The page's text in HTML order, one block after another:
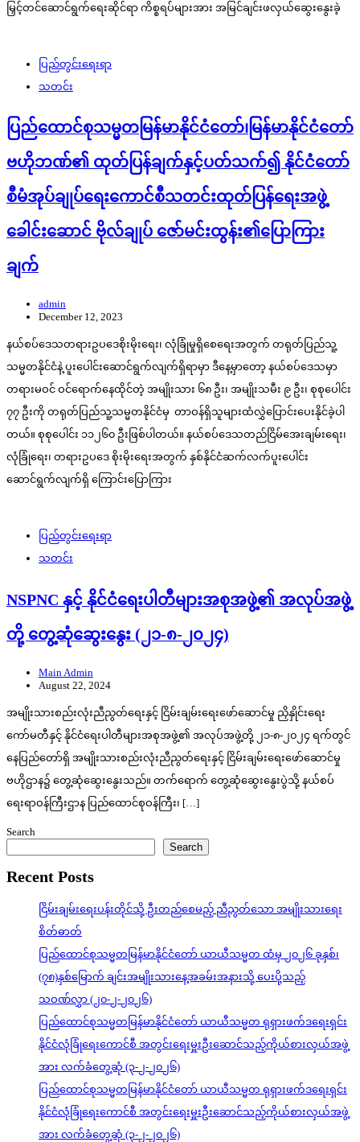
မြှင့်တင်ဆောင်ရွက်ရေးဆိုင်ရာ ကိစ္စရပ်များအား အမြင်ချင်းဖလှယ်ဆွေးနွေးခဲ့
ပြည်တွင်းရေးရာ
သတင်း
ပြည်ထောင်စုသမ္မတမြန်မာနိုင်ငံတော်၊မြန်မာနိုင်ငံတော်
ဗဟိုဘဏ်၏ ထုတ်ပြန်ချက်နှင့်ပတ်သက်၍ နိုင်ငံတော်
စီမံအုပ်ချုပ်ရေးကောင်စီသတင်းထုတ်ပြန်ရေးအဖွဲ့
ခေါင်းဆောင် ဗိုလ်ချုပ် ဇော်မင်းထွန်း၏ပြောကြား
ချက်
admin
December 12, 2023
နယ်စပ်ဒေသတရားဥပဒေစိုးမိုးရေး၊ လုံခြုံမှုရှိစေရေးအတွက် တရုတ်ပြည်သူ့
သမ္မတနိုင်ငံနဲ့ ပူးပေါင်းဆောင်ရွက်လျက်ရှိရာမှာ ဒီနေ့မှာတော့ နယ်စပ်ဒေသမှာ
တရားမဝင် ဝင်ရောက်နေထိုင်တဲ့ အမျိုးသား ၆၈ ဦး၊ အမျိုးသမီး ၉ ဦး၊ စုစုပေါင်း
၇၇ ဦးကို တရုတ်ပြည်သူ့သမ္မတနိုင်ငံမှ တာဝန်ရှိသူများထံလွှဲပြောင်းပေးနိုင်ခဲ့ပါ
တယ်။ စုစုပေါင်း ၁၁၂၆၀ ဦးဖြစ်ပါတယ်။ နယ်စပ်ဒေသတည်ငြိမ်အေးချမ်းရေး၊
လုံခြုံရေး၊ တရားဥပဒေ စိုးမိုးရေးအတွက် နှစ်နိုင်ငံဆက်လက်ပူးပေါင်း
ဆောင်ရွက်လျက်ရှိ ကြောင်းပြောကြား
ပြည်တွင်းရေးရာ
သတင်း
NSPNC နှင့် နိုင်ငံရေးပါတီများအစုအဖွဲ့၏ အလုပ်အဖွဲ့
တို့ တွေ့ဆုံဆွေးနွေး (၂၁-၈-၂၀၂၄)
Main Admin
August 22, 2024
အမျိုးသားစည်းလုံးညီညွတ်ရေးနှင့် ငြိမ်းချမ်းရေးဖော်ဆောင်မှု ညှိနှိုင်းရေး
ကော်မတီနှင့် နိုင်ငံရေးပါတီများအစုအဖွဲ့၏ အလုပ်အဖွဲ့တို့ ၂၁-၈-၂၀၂၄ ရက်တွင်
နေပြည်တော်ရှိ အမျိုးသားစည်းလုံးညီညွတ်ရေးနှင့် ငြိမ်းချမ်းရေးဖော်ဆောင်မှု
ဗဟိုဌာန၌ တွေ့ဆုံဆွေးနွေးသည်။ တက်ရောက် တွေ့ဆုံဆွေးနွေးပွဲသို့ နယ်စပ်
ရေးရာဝန်ကြီးဌာန ပြည်ထောင်စုဝန်ကြီး၊ […]
Search
Search
Recent Posts
ငြိမ်းချမ်းရေးပန်းတိုင်သို့ ဦးတည်စေမည့် ညီညွတ်သော အမျိုးသားရေး
စိတ်ဓာတ်
ပြည်ထောင်စုသမ္မတမြန်မာနိုင်ငံတော် ယာယီသမ္မတ ထံမှ ၂၀၂၆ ခုနှစ်၊
(၇၈)နှစ်မြောက် ချင်းအမျိုးသားနေ့အခမ်းအနားသို့ ပေးပို့သည့်
သဝဏ်လွှာ (၂၀-၂-၂၀၂၆)
ပြည်ထောင်စုသမ္မတမြန်မာနိုင်ငံတော် ယာယီသမ္မတ ရုရှားဖက်ဒရေးရှင်း
နိုင်ငံလုံခြုံရေးကောင်စီ အတွင်းရေးမှူးဦးဆောင်သည့်ကိုယ်စားလှယ်အဖွဲ့
အား လက်ခံတွေ့ဆုံ (၃-၂-၂၀၂၆)
ပြည်ထောင်စုသမ္မတမြန်မာနိုင်ငံတော် ယာယီသမ္မတ ရုရှားဖက်ဒရေးရှင်း
နိုင်ငံလုံခြုံရေးကောင်စီ အတွင်းရေးမှူးဦးဆောင်သည့်ကိုယ်စားလှယ်အဖွဲ့
အား လက်ခံတွေ့ဆုံ (၃-၂-၂၀၂၆)